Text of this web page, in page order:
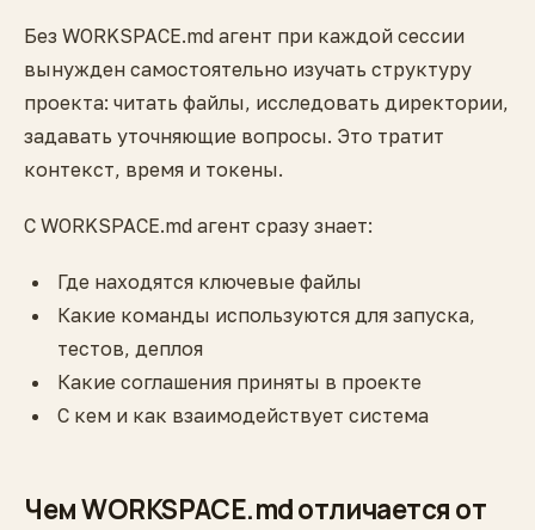
Без WORKSPACE.md агент при каждой сессии
вынужден самостоятельно изучать структуру
проекта: читать файлы, исследовать директории,
задавать уточняющие вопросы. Это тратит
контекст, время и токены.
С WORKSPACE.md агент сразу знает:
Где находятся ключевые файлы
Какие команды используются для запуска,
тестов, деплоя
Какие соглашения приняты в проекте
С кем и как взаимодействует система
Чем WORKSPACE.md отличается от